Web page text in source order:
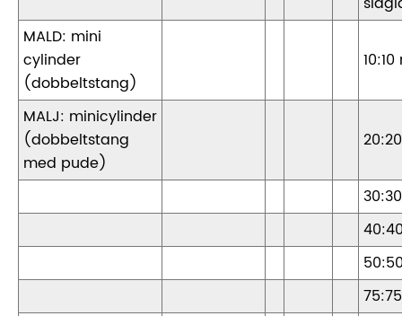
MALD: mini
cylinder
(dobbeltstang)
MALJ: minicylinder
(dobbeltstang
med pude)